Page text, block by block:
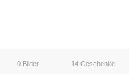
0 Bilder 14 Geschenke